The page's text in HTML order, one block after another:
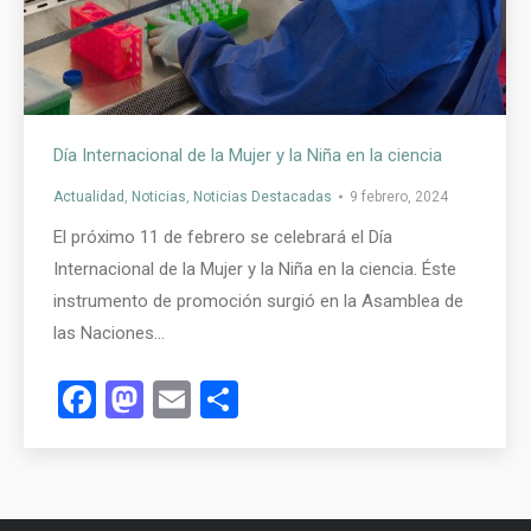
Día Internacional de la Mujer y la Niña en la ciencia
Actualidad Noticias Noticias Destacadas 9 febrero, 2024
El próximo 11 de febrero se celebrará el Día
Internacional de la Mujer y la Niña en la ciencia. Éste
instrumento de promoción surgió en la Asamblea de
las Naciones…
Facebook
Mastodon
Email